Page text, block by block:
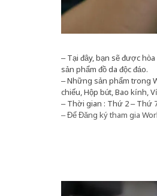
– Tại đây, bạn sẽ được
sản phẩm đồ da độc đáo.
– Những sản phẩm trong
chiếu, Hộp bút, Bao kính,
– Thời gian : Thứ 2 – Thứ
– Để Đăng ký tham gia